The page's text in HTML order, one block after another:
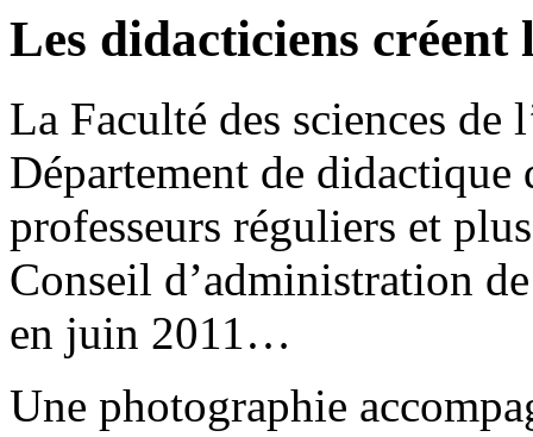
Les didacticiens créent
La Faculté des sciences de
Département de
professeurs réguliers et
Conseil d’admi­nistration
en juin 2011…
Une photographie